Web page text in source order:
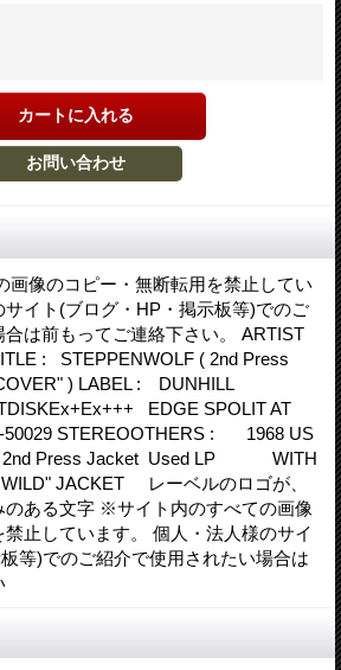
像のコピー・無断転用を禁止してい
サイト(ブログ・HP・掲示板等)でのご
は前もってご連絡下さい。 ARTIST
: STEPPENWOLF ( 2nd Press
) LABEL : DUNHILL
EDGE SPOLIT AT
STEREOOTHERS : 1968 US
2nd Press Jacket Used LP WITH
JACKET レーベルのロゴが、
のある文字 ※サイト内のすべての画像
止しています。 個人・法人様のサイ
等)でのご紹介で使用されたい場合は